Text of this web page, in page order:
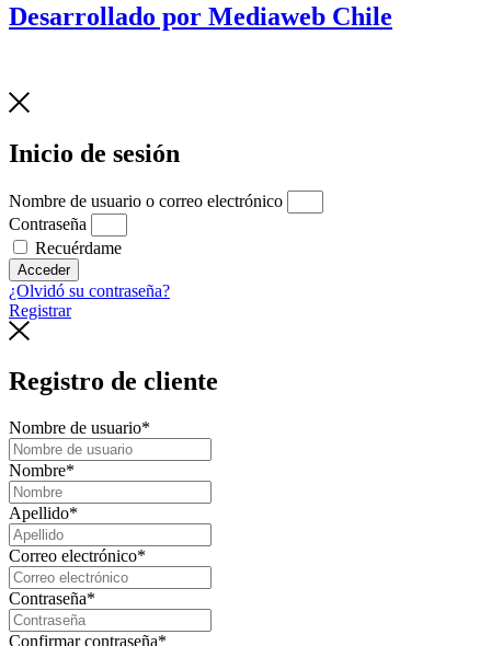
Desarrollado por Mediaweb Chile
Inicio de sesión
Nombre de usuario o correo electrónico
Contraseña
Recuérdame
Acceder
¿Olvidó su contraseña?
Registrar
Registro de cliente
Nombre de usuario*
Nombre*
Apellido*
Correo electrónico*
Contraseña*
Confirmar contraseña*